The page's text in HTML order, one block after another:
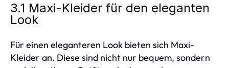
3.1 Maxi-Kleider für den eleganten
Look
Für einen eleganteren Look bieten sich Maxi-
Kleider an. Diese sind nicht nur bequem, sondern